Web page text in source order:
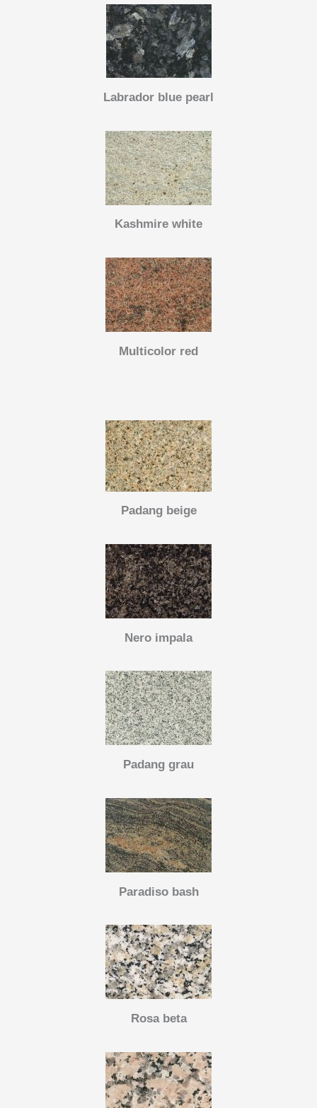
Labrador blue pearl
Kashmire white
Multicolor red
Padang beige
Nero impala
Padang grau
Paradiso bash
Rosa beta